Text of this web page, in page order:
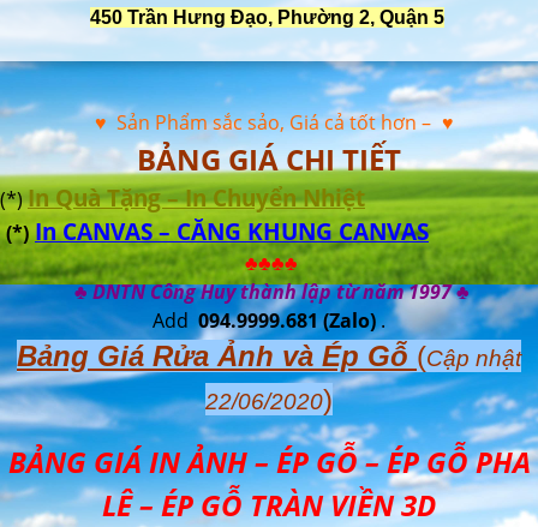
450 Trần Hưng Đạo, Phường 2, Quận 5
♥ Sản Phẩm sắc sảo, Giá cả tốt hơn – ♥
BẢNG GIÁ CHI TIẾT
(*)In Quà Tặng – In Chuyển Nhiệt
(*) In CANVAS – CĂNG KHUNG CANVAS
♣♣♣♣
♣ DNTN Công Huy thành lập từ năm 1997 ♣
Add094.9999.681(Zalo).
Bảng Giá Rửa Ảnh và Ép Gỗ (Cập nhật
22/06/2020)
BẢNG GIÁ IN ẢNH – ÉP GỖ – ÉP GỖ PHA
LÊ – ÉP GỖ TRÀN VIỀN 3D